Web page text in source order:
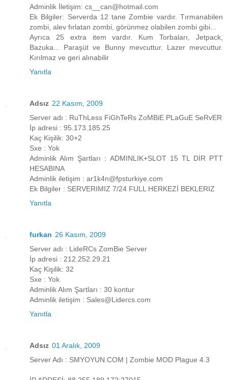
Adminlik İletişim: cs__can@hotmail.com
Ek Bilgiler: Serverda 12 tane Zombie vardır. Tırmanabilen
zombi, alev fırlatan zombi, görünmez olabilen zombi gibi...
Ayrıca 25 extra item vardır. Kum Torbaları, Jetpack,
Bazuka... Paraşüt ve Bunny mevcuttur. Lazer mevcuttur.
Kırılmaz ve geri alınabilir
Yanıtla
Adsız 22 Kasım, 2009
Server adı : RuThLess FiGhTeRs ZoMBiE PLaGuE SeRvER
İp adresi : 95.173.185.25
Kaç Kişilik: 30+2
Sxe : Yok
Adminlik Alım Şartları : ADMINLIK+SLOT 15 TL DİR PTT
HESABINA
Adminlik iletişim : ar1k4n@fpsturkiye.com
Ek Bilgiler : SERVERIMIZ 7/24 FULL HERKEZİ BEKLERIZ
Yanıtla
furkan 26 Kasım, 2009
Server adı : LideRCs ZomBie Server
İp adresi : 212.252.29.21
Kaç Kişilik: 32
Sxe : Yok
Adminlik Alım Şartları : 30 kontur
Adminlik iletişim : Sales@Lidercs.com
Yanıtla
Adsız 01 Aralık, 2009
Server Adı : SMYOYUN.COM | Zombie MOD Plague 4.3